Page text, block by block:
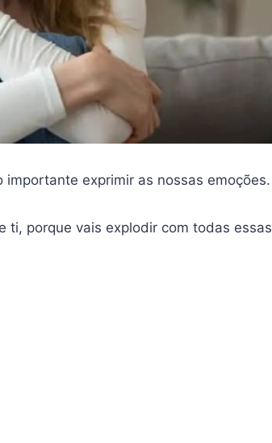
exprimir as nossas emoções.
ti, porque vais explodir com todas essas